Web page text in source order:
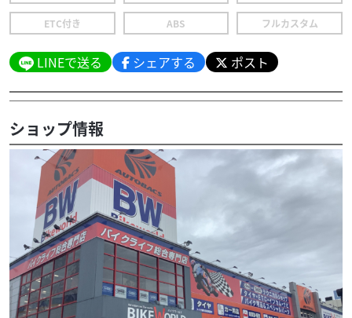
ETC付き ABS フルカスタム
LINEで送る シェアする ポスト
ショップ情報